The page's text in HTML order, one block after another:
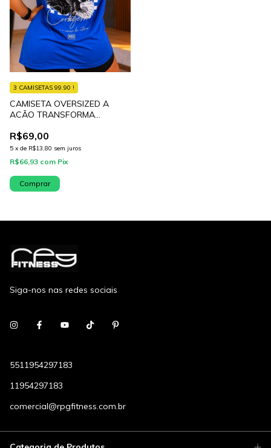
CAMISETA OVERSIZED A
ACÃO TRANSFORMA
R$69,00
5 x de R$13,80 sem juros
3 CAMISETAS 99.90 !
R$66,93 com Pix
Comprar
Siga-nos nas redes sociais
5511954297183
11954297183
comercial@rpgfitness.com.br